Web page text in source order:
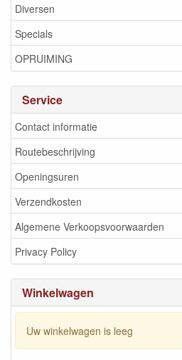
Diversen
Specials
OPRUIMING
Service
Contact informatie
Routebeschrijving
Openingsuren
Verzendkosten
Algemene Verkoopsvoorwaarden
Privacy Policy
Winkelwagen
Uw winkelwagen is leeg